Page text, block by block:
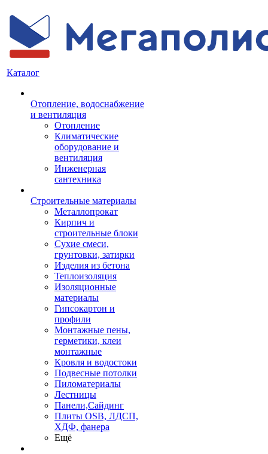
Каталог
Отопление, водоснабжение
и вентиляция
Отопление
Климатические
оборудование и
вентиляция
Инженерная
сантехника
Строительные материалы
Металлопрокат
Кирпич и
строительные блоки
Сухие смеси,
грунтовки, затирки
Изделия из бетона
Теплоизоляция
Изоляционные
материалы
Гипсокартон и
профили
Монтажные пены,
герметики, клеи
монтажные
Кровля и водостоки
Подвесные потолки
Пиломатериалы
Лестницы
Панели,Сайдинг
Плиты OSB, ЛДСП,
ХДФ, фанера
Ещё